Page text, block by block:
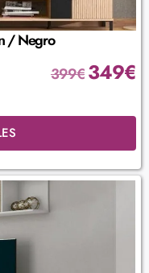
/ Negro
399€349€